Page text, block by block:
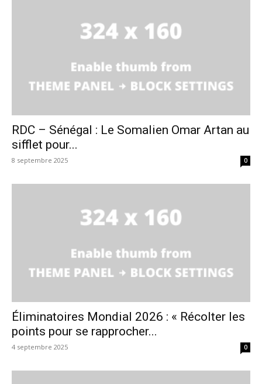
RDC – Sénégal : Le Somalien Omar Artan au
sifflet pour...
8 septembre 2025 0
Éliminatoires Mondial 2026 : « Récolter les
points pour se rapprocher...
4 septembre 2025 0